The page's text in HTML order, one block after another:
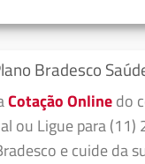
Bradesco
Cotação Onlinedo
ou Ligue para
e cuide da